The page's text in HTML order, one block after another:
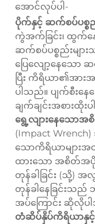
အောင်လုပ်ပါ-
ပိုက်နှင့် ဆက်စပ်ပစ္စည်
ကွဲအက်ခြင်း၊ ထွက်နေခ
ဆက်စပ်ပစ္စည်းမျာ
ပြေလျော့နေသေ
ပြီး ကိရိယာ၏အားအ
ပါသည်။ ပျက်စီးနေ
ချက်ချင်းအစားထိုးပ
ရွေ့လျားနေသောအ
(Impact
သောကိရိယာများ
ထားသော အစိတ်အပိုင်
တုန်ခါခြင်း (သို့) အ
တုန်ခါနေခြင်းသည်
အပ်ကြောင်း ဆိုလိုပ
တံဆိပ်နှိပ်ကိရိယာနှင့်